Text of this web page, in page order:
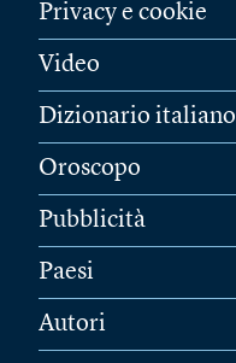
Privacy e cookie
Video
Dizionario italiano
Oroscopo
Pubblicità
Paesi
Autori